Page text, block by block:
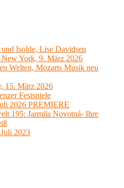
Isolde, Lise Davidsen
York, 9. März 2026
Welten, Mozarts Musik neu
15. März 2026
Festspiele
2026 PREMIERE
195: Jarmila Novotná- Ihre
2023